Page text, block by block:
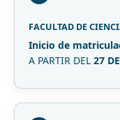
FACULTAD DE
Inicio de
A PARTIR DEL 27